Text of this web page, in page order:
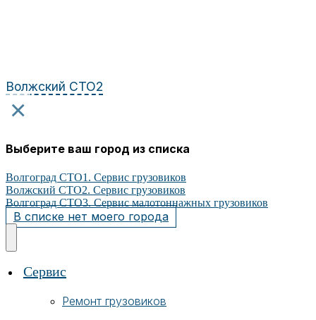
Волжский СТО2
×
Выберите ваш город из списка
Волгоград СТО1. Сервис грузовиков
Волжский СТО2. Сервис грузовиков
Волгоград СТО3. Сервис малотоннажных грузовиков
В списке нет моего города
Сервис
Ремонт грузовиков